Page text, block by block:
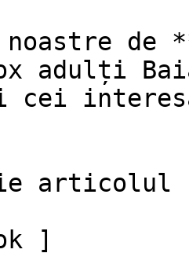
noastre de
adulți
cei
articolul